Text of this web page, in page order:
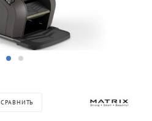
СРАВНИТЬ